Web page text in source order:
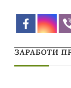
ЗАРАБОТИ